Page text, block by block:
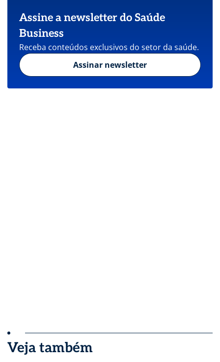
Assine a newsletter do Saúde
Business
Receba conteúdos exclusivos do setor da saúde.
Assinar newsletter
Veja também